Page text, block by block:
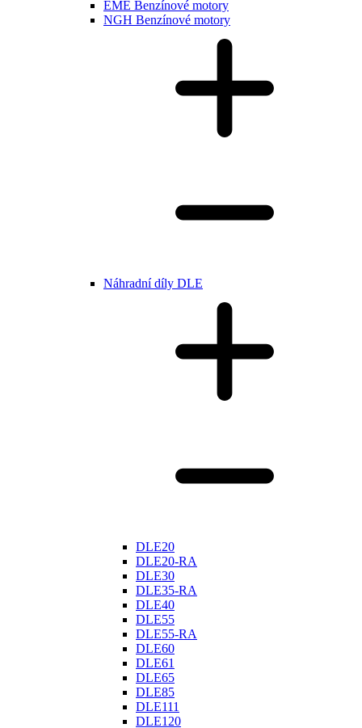
EME Benzínové motory
NGH Benzínové motory
Náhradní díly DLE
DLE20
DLE20-RA
DLE30
DLE35-RA
DLE40
DLE55
DLE55-RA
DLE60
DLE61
DLE65
DLE85
DLE111
DLE120